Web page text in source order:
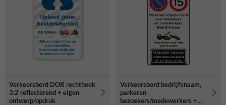
Verkeersbord DOR rechthoek
3:2 reflecterend + eigen
ontwerp/opdruk
Verkeersbord bedrijfsnaam,
parkeren
bezoekers/medewerkers +